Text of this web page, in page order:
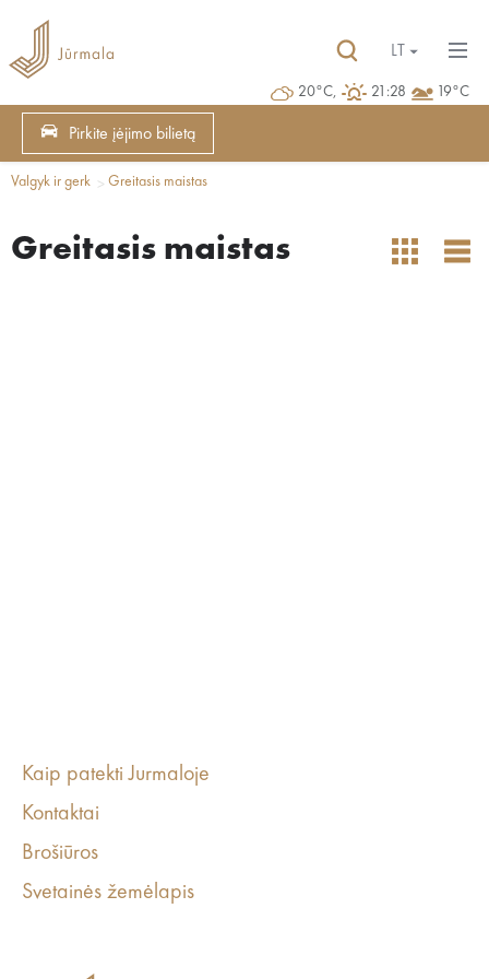
20°C, 21:28 19°C
LT
Pirkite įėjimo bilietą
Valgyk ir gerk Greitasis maistas
Greitasis maistas
Kaip patekti Jurmaloje
Kontaktai
Brošiūros
Svetainės žemėlapis